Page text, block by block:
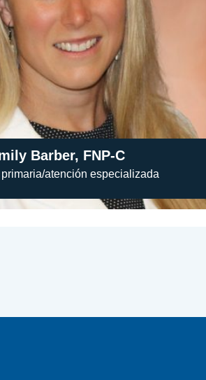
Barber, FNP-C
atención especializada